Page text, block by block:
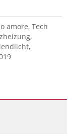
amore, Tech